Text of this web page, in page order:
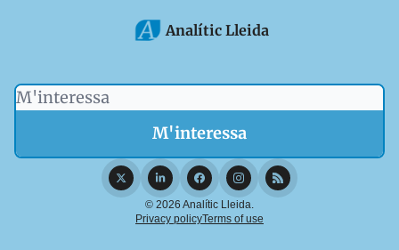
Analític Lleida
© 2026 Analític Lleida.
Privacy policyTerms of use